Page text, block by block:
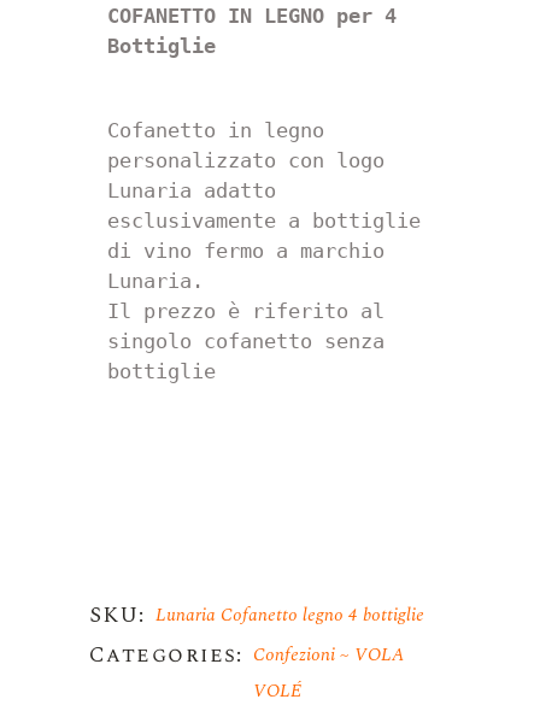
COFANETTO IN LEGNO per 4
Bottiglie
Cofanetto in legno
personalizzato con logo
Lunaria adatto
esclusivamente a bottiglie
di vino fermo a marchio
Lunaria.
Il prezzo è riferito al
singolo cofanetto senza
bottiglie
SKU: Lunaria Cofanetto legno 4 bottiglie
Categories: Confezioni
VOLA
VOLÉ